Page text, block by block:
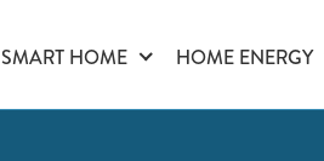
SMART HOME HOME ENERGY